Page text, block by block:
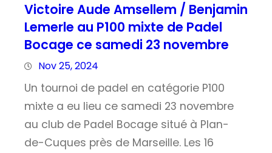
Victoire Aude Amsellem / Benjamin
Lemerle au P100 mixte de Padel
Bocage ce samedi 23 novembre
Nov 25, 2024
Un tournoi de padel en catégorie P100
mixte a eu lieu ce samedi 23 novembre
au club de Padel Bocage situé à Plan-
de-Cuques près de Marseille. Les 16